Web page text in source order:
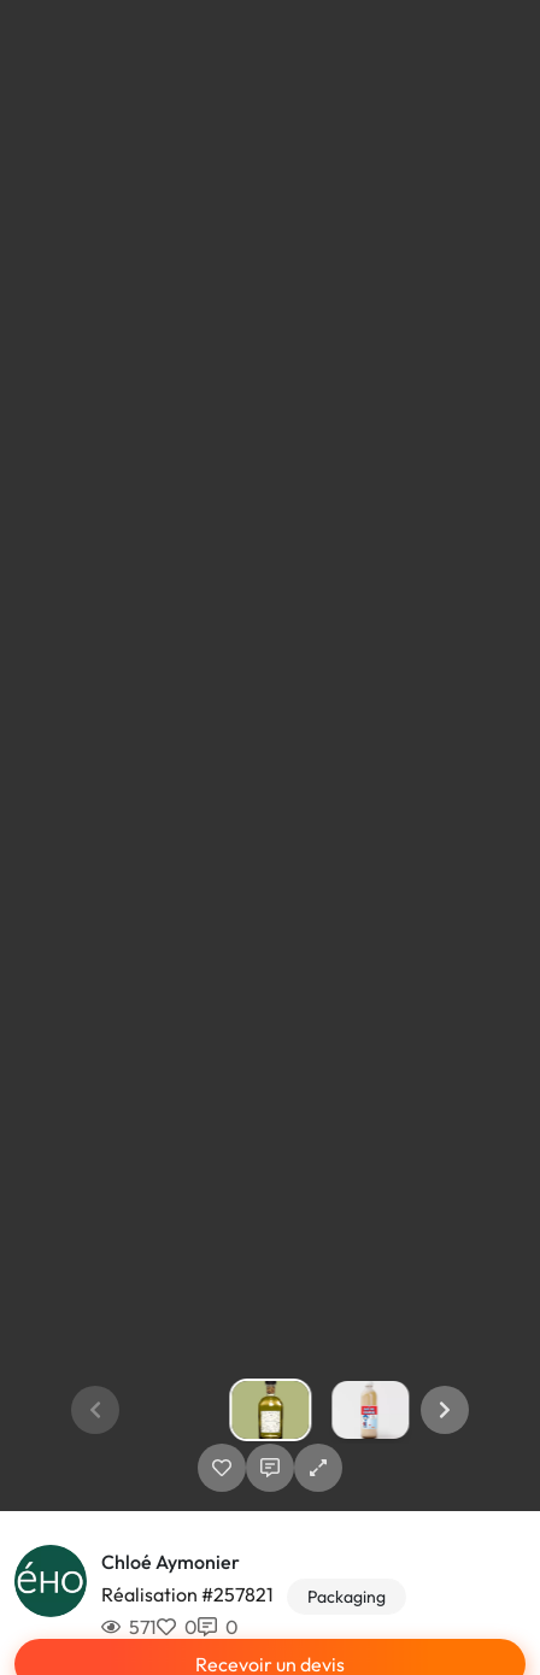
Chloé Aymonier
Réalisation #257821
Packaging
571 0
0
Recevoir un devis